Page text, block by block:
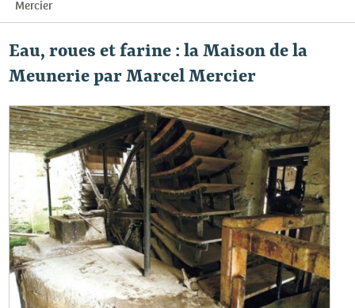
Mercier
Eau, roues et farine : la Maison de la
Meunerie par Marcel Mercier